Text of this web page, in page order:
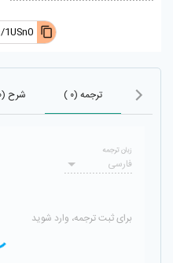
ترجمه (۰ ) شرح (۰ )
فارسی
زبان ترجمه
برای ثبت ترجمه، وارد شوید